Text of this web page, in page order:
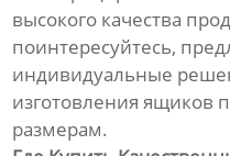
высокого качества
поинтересуйтесь,
индивидуальные
изготовления ящиков
размерам.